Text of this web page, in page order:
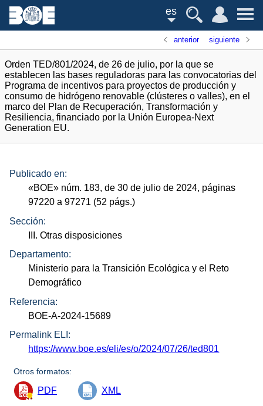
es
anterior siguiente
Orden TED/801/2024, de 26 de julio, por la que se
establecen las bases reguladoras para las convocatorias del
Programa de incentivos para proyectos de producción y
consumo de hidrógeno renovable (clústeres o valles), en el
marco del Plan de Recuperación, Transformación y
Resiliencia, financiado por la Unión Europea-Next
Generation EU.
Publicado en:
«BOE» núm. 183, de 30 de julio de 2024, páginas
97220 a 97271 (52 págs.)
Sección:
III. Otras disposiciones
Departamento:
Ministerio para la Transición Ecológica y el Reto
Demográfico
Referencia:
BOE-A-2024-15689
Permalink ELI:
https://www.boe.es/eli/es/o/2024/07/26/ted801
Otros formatos:
PDF XML